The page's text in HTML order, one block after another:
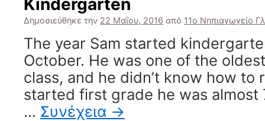
Kindergarten
Δημοσιεύθηκε την 22 Μαΐου, 2016 από 11ο Νηπιαγωγείο
The year Sam started
October. He was one of the
class, and he didn’t know how to
started first grade he was almost
… Συνέχεια →